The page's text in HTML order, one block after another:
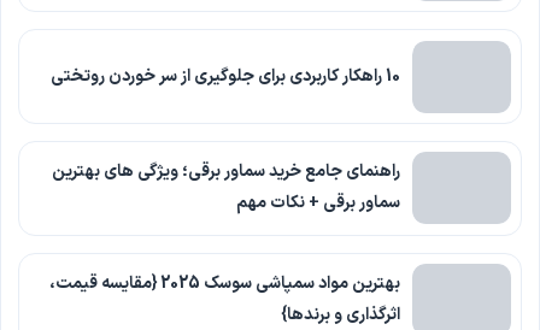
10 راهکار کاربردی برای جلوگیری از سر خوردن روتختی
راهنمای جامع خرید سماور برقی؛ ویژگی های بهترین
سماور برقی + نکات مهم
بهترین مواد سمپاشی سوسک 2025 {مقایسه قیمت،
اثرگذاری و برندها}